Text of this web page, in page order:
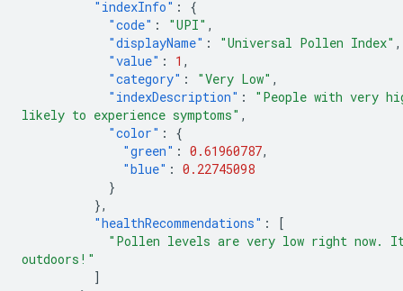
"indexInfo" :
{
"code" : "UPI" ,
"displayName" : "Universal Pollen Index" ,
"value" : 1 ,
"category" : "Very Low" ,
"indexDescription" :
"People with very
likely to experience symptoms" ,
"color" :
{
"green" : 0.61960787,
"blue" : 0.22745098
}
},
"healthRecommendations" :
[
"Pollen levels are very low right now.
outdoors!"
]